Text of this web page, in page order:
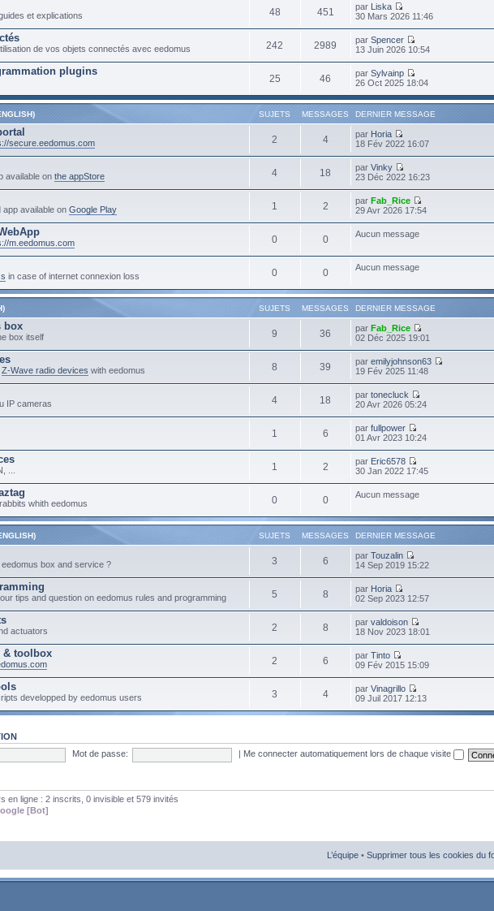
et explications 48 451 par Liska
30 Mars 2026 11:46
de vos objets connectés avec eedomus 242 2989 parSpencer
13 Juin 2026 10:54
plugins
25 46 parSylvainp
26 Oct 2025 18:04
SUJETS MESSAGES DERNIER MESSAGE
secure.eedomus.com 2 4 par Horia
18 Fév 2022 16:07
available on the appStore 4 18 parVinky
23 Déc 2022 16:23
app available on Google Play 1 2 parFab_Rice
29 Avr 2026 17:54
m.eedomus.com 0 0 Aucun message
in case of internet connexion loss 0 0 Aucun message
SUJETS MESSAGES DERNIER MESSAGE
box
box itself 9 36 parFab_Rice
02 Déc 2025 19:01
Z-Wave radio devices with eedomus 8 39 paremilyjohnson63
19 Fév 2025 11:48
IP cameras 4 18 partonecluck
20 Avr 2026 05:24
1 6 parfullpower
01 Avr 2023 10:24
... 1 2 par Eric6578
30 Jan 2022 17:45
whith eedomus 0 0 Aucun message
SUJETS MESSAGES DERNIER MESSAGE
box and service ? 3 6 parTouzalin
14 Sep 2019 15:22
tips and question on eedomus rules and programming 5 8 par Horia
02 Sep 2023 12:57
actuators 2 8 parvaldoison
18 Nov 2023 18:01
& toolbox
2 6 parTinto
09 Fév 2015 15:09
developped by eedomus users 3 4 parVinagrillo
09 Juil 2017 12:13
Mot de passe: Me connecter automatiquement lors de chaque visite
en ligne : 2 inscrits, 0 invisible et 579 invités
[Bot]
L’équipe • Supprimer tous les cookies du